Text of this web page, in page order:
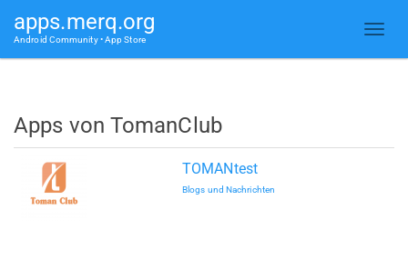
apps.merq.org
Android Community • App Store
Apps von TomanClub
TOMANtest
Blogs und Nachrichten